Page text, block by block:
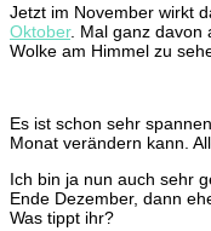
Jetzt im November wirkt
Oktober. Mal ganz davon
Wolke am Himmel zu
Es ist schon sehr
Monat verändern kann.
Ich bin ja nun auch sehr
Ende Dezember, dann
Was tippt ihr?